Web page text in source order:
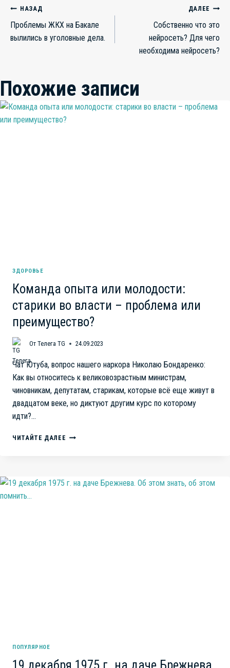
Навигация
по
НАЗАД
Проблемы ЖКХ на Бакале
вылились в уголовные дела.
ДАЛЕЕ
Собственно что это
нейросеть? Для чего
необходима нейросеть?
Похожие записи
ЗДОРОВЬЕ
Команда опыта или молодости:
старики во власти – проблема или
преимущество?
От Телега TG 24.09.2023
Чат Ютуба, вопрос нашего наркора Николаю Бондаренко:
Как вы относитесь к великовозрастным министрам,
чиновникам, депутатам, старикам, которые всё еще живут в
двадцатом веке, но диктуют другим курс по которому
идти?…
ЧИТАЙТЕ ДАЛЕЕ КОМАНДА
ВО
ПОПУЛЯРНОЕ